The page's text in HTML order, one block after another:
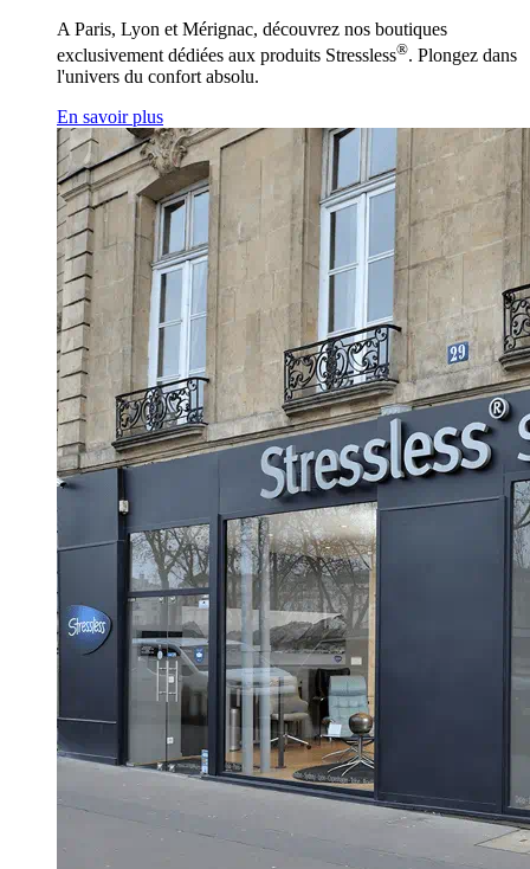
A Paris, Lyon et Mérignac, découvrez nos boutiques
exclusivement dédiées aux produits Stressless®. Plongez dans
l'univers du confort absolu.
En savoir plus